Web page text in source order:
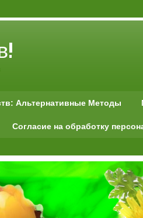
Альтернативные Методы
Согласие на обработку